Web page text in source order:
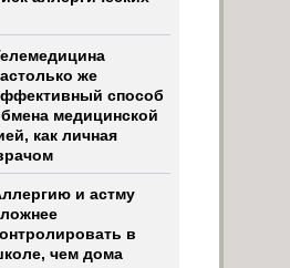
же
способ
медицинской
как личная
и астму
в
чем дома